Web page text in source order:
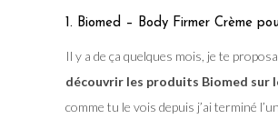
1. Biomed – Body Firmer Crème
Il y a de ça quelques mois, je te
découvrir les produits Biomed sur
comme tu le vois depuis j’ai terminé